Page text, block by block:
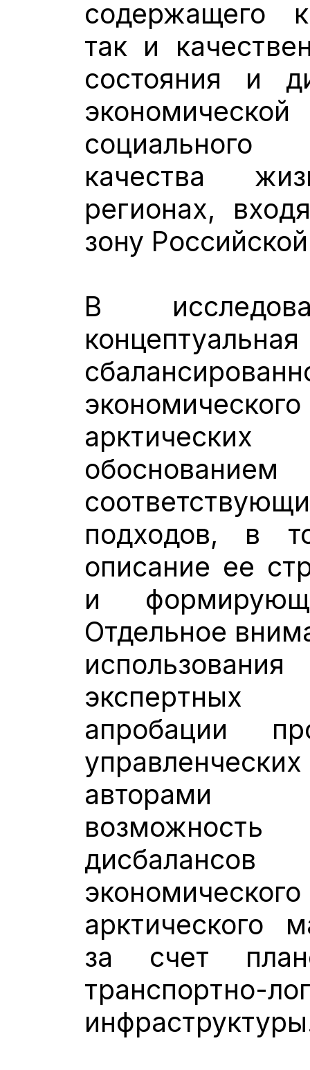
содержащего
так и
состояния и
качества
регионах,
зону
В
подходов, в
описание ее
и
Отдельное
экспертных
апробации
авторами
арктического
за счет
транспортно-